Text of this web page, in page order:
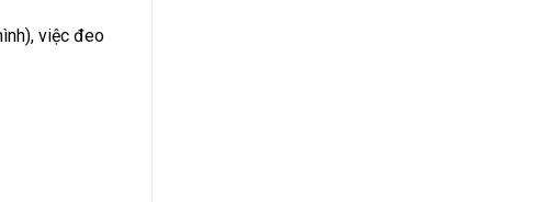
việc đeo